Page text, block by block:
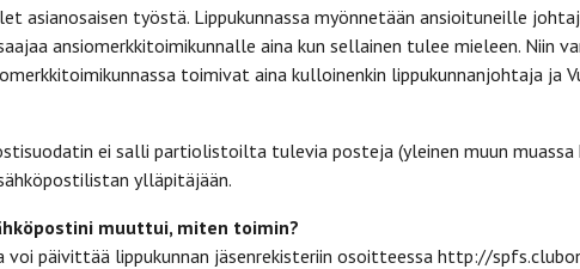
asianosaisen työstä. Lippukunnassa myönnetään ansioituneille
ansiomerkkitoimikunnalle aina kun sellainen tulee mieleen. Niin
toimivat aina kulloinenkin lippukunnanjohtaja ja
ei salli partiolistoilta tulevia posteja (yleinen muun muassa
ylläpitäjään.
muuttui, miten toimin?
voi päivittää lippukunnan jäsenrekisteriin osoitteessa http://